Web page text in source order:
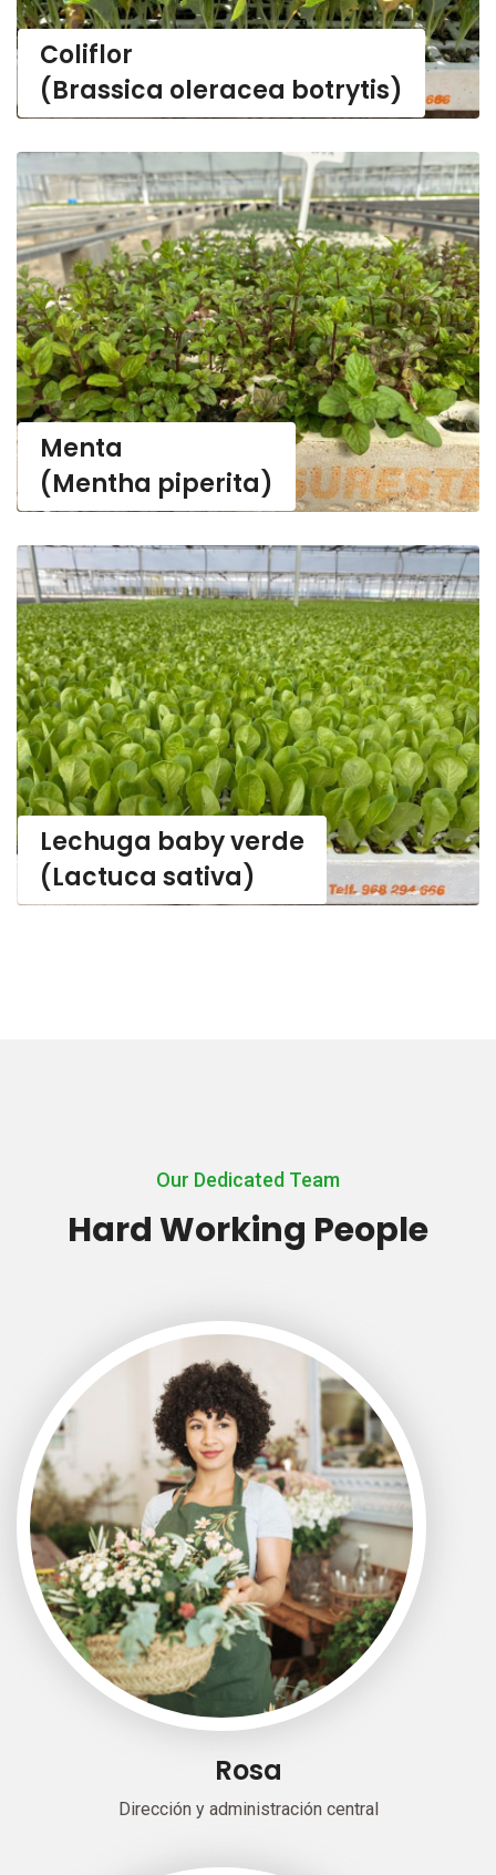
Coliflor
(Brassica oleracea botrytis)
Menta
(Mentha piperita)
(Mentha piperita)
Lechuga baby verde
(Lactuca sativa)
Lechuga baby verde
(Lactuca sativa)
Our Dedicated Team
Hard Working People
Rosa
Dirección y administración central